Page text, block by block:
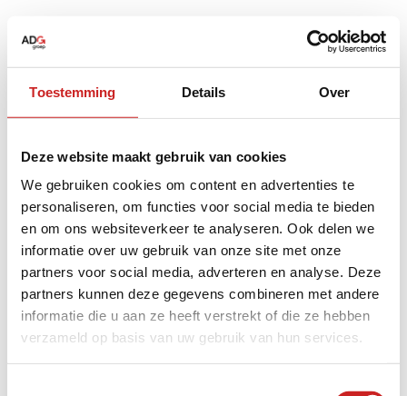
Toestemming Details Over
Deze website maakt gebruik van cookies
We gebruiken cookies om content en advertenties te
personaliseren, om functies voor social media te bieden
en om ons websiteverkeer te analyseren. Ook delen we
informatie over uw gebruik van onze site met onze
partners voor social media, adverteren en analyse. Deze
partners kunnen deze gegevens combineren met andere
informatie die u aan ze heeft verstrekt of die ze hebben
verzameld op basis van uw gebruik van hun services.